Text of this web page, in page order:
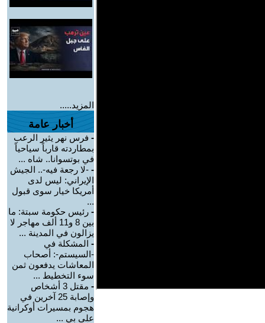
المزيد.....
أخبار عامة
- فرس نهر يثير الرعب
بمطاردته قارباً سياحياً
في بوتسوانا.. شاه ...
- -لا رجعة فيه-.. الجيش
الإيراني: ليس لدى
أمريكا خيار سوى قبول
...
- رئيس حكومة سبتة: ما
بين 8 و11 ألف مهاجر لا
يزالون في المدينة ...
- المشكلة في
-السيستم-: أصحاب
المعاشات يدفعون ثمن
سوء التخطيط ...
-
مقتل 3 أشخاص
وإصابة 25 آخرين في
هجوم بمسيرات أوكرانية
على بي ...